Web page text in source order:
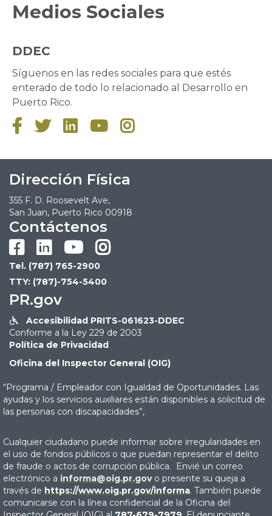
Medios Sociales
DDEC
Síguenos en las redes sociales para que estés
enterado de todo lo relacionado al Desarrollo en
Puerto Rico.
    
Dirección Física
355 F. D. Roosevelt Ave,
San Juan, Puerto Rico 00918
Contáctenos

  
Tel. (787) 765-2900
TTY: (787)-754-5400
PR.gov

Accesibilidad PRITS-061623-DDEC
Conforme a la Ley 229 de 2003
Política de Privacidad
Oficina del Inspector General (OIG)
“Programa / Empleador con Igualdad de Oportunidades. Las
ayudas y los servicios auxiliares están disponibles a solicitud de
las personas con discapacidades”,
Cualquier ciudadano puede informar sobre irregularidades en
el uso de fondos públicos o que puedan representar el delito
de fraude o actos de corrupción pública. Envié un correo
electrónico a informa@oig.pr.govo presente su queja a
través de https://www.oig.pr.gov/informa. También puede
comunicarse con la línea confidencial de la Oficina del